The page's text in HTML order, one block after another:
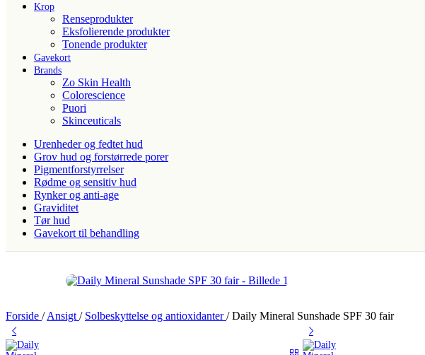
Krop
Renseprodukter
Eksfolierende produkter
Tonende produkter
Gavekort
Brands
Zo Skin Health
Colorescience
Puori
Skinceuticals
Urenheder og fedtet hud
Grov hud og forstørrede porer
Pigmentforstyrrelser
Rødme og sensitiv hud
Rynker og anti-age
Graviditet
Tør hud
Gavekort til behandling
Forside / Ansigt / Solbeskyttelse og antioxidanter/ Daily Mineral Sunshade SPF 30 fair